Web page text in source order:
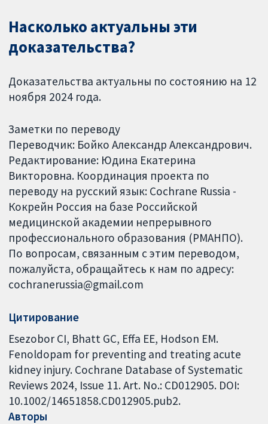
Насколько актуальны эти
доказательства?
Доказательства актуальны по состоянию на 12
ноября 2024 года.
Заметки по переводу
Переводчик: Бойко Александр Александрович.
Редактирование: Юдина Екатерина
Викторовна. Координация проекта по
переводу на русский язык: Cochrane Russia -
Кокрейн Россия на базе Российской
медицинской академии непрерывного
профессионального образования (РМАНПО).
По вопросам, связанным с этим переводом,
пожалуйста, обращайтесь к нам по адресу:
cochranerussia@gmail.com
Цитирование
Esezobor CI, Bhatt GC, Effa EE, Hodson EM.
Fenoldopam for preventing and treating acute
kidney injury. Cochrane Database of Systematic
Reviews 2024, Issue 11. Art. No.: CD012905. DOI:
10.1002/14651858.CD012905.pub2.
Авторы